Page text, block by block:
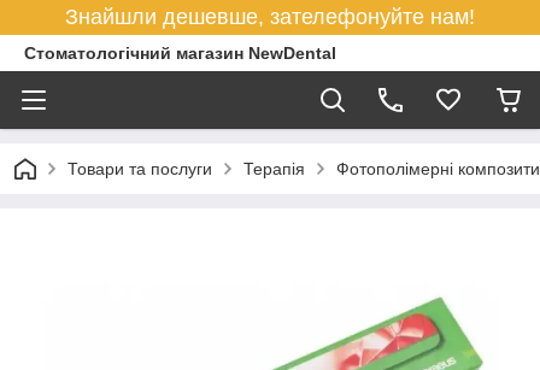
Знайшли дешевше, зателефонуйте нам!
Стоматологічний магазин NewDental
Товари та послуги Терапія Фотополімерні композити